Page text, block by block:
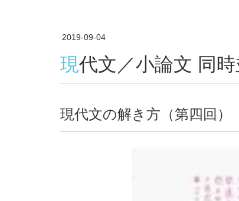
2019-09-04
現代文／小論文 同
現代文の解き方（第四回）